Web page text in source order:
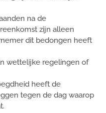
na de
zijn alleen
dit bedongen heeft
wettelijke regelingen of
heeft de
tegen de dag waarop